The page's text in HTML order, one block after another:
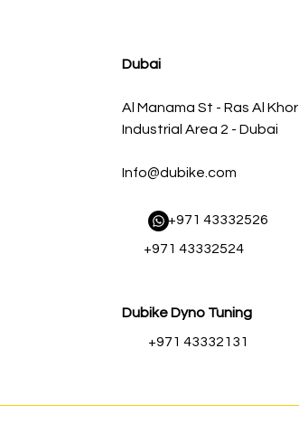
Dubai
Al Manama St - Ras Al Khor
Industrial Area 2 - Dubai
Info@dubike.com
​ +971 43332526
+971 43332524
Dubike Dyno Tuning
+971 43332131